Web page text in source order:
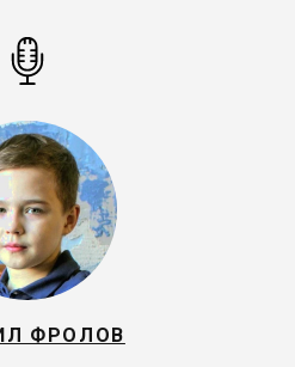
ФРОЛОВ